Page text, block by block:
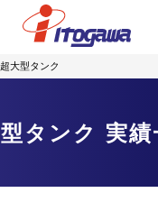
超大型タンク
タンク 実績